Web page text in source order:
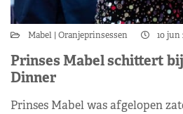
Mabel Oranjeprinsessen 10 jun
Prinses Mabel schittert
Dinner
Prinses Mabel was afgelopen